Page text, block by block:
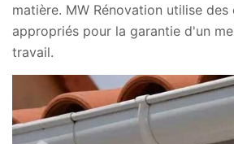
matière. MW Rénovation utilise des
appropriés pour la garantie d'un
travail.